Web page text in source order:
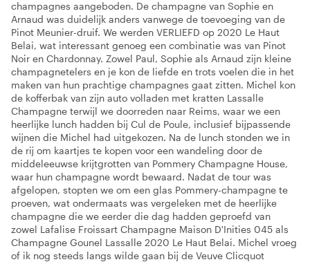
champagnes aangeboden. De champagne van Sophie en
Arnaud was duidelijk anders vanwege de toevoeging van de
Pinot Meunier-druif. We werden VERLIEFD op 2020 Le Haut
Belai, wat interessant genoeg een combinatie was van Pinot
Noir en Chardonnay. Zowel Paul, Sophie als Arnaud zijn kleine
champagnetelers en je kon de liefde en trots voelen die in het
maken van hun prachtige champagnes gaat zitten. Michel kon
de kofferbak van zijn auto volladen met kratten Lassalle
Champagne terwijl we doorreden naar Reims, waar we een
heerlijke lunch hadden bij Cul de Poule, inclusief bijpassende
wijnen die Michel had uitgekozen. Na de lunch stonden we in
de rij om kaartjes te kopen voor een wandeling door de
middeleeuwse krijtgrotten van Pommery Champagne House,
waar hun champagne wordt bewaard. Nadat de tour was
afgelopen, stopten we om een glas Pommery-champagne te
proeven, wat ondermaats was vergeleken met de heerlijke
champagne die we eerder die dag hadden geproefd van
zowel Lafalise Froissart Champagne Maison D'Inities 045 als
Champagne Gounel Lassalle 2020 Le Haut Belai. Michel vroeg
of ik nog steeds langs wilde gaan bij de Veuve Clicquot